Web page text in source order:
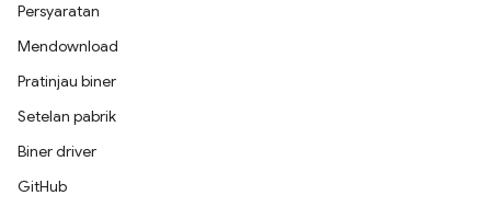
Persyaratan
Mendownload
Pratinjau biner
Setelan pabrik
Biner driver
GitHub